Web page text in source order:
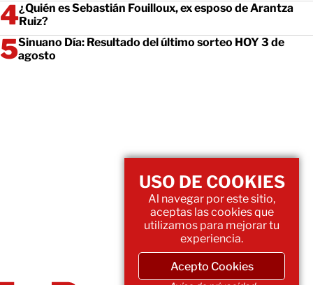
¿Quién es Sebastián Fouilloux, ex esposo de Arantza
Ruiz?
Sinuano Día: Resultado del último sorteo HOY 3 de
agosto
USO DE COOKIES
Al navegar por este sitio,
aceptas las cookies que
utilizamos para mejorar tu
experiencia.
Acepto Cookies